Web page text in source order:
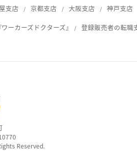
支店 京都支店 大阪支店 神戸支店
ーカーズドクターズ』
登録販売者の転職
Reserved.